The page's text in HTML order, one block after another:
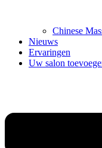
Chinese
Nieuws
Ervaringen
Uw salon